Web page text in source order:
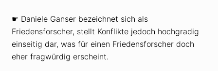
☛ Daniele Ganser bezeichnet sich als
Friedensforscher, stellt Konflikte jedoch hochgradig
einseitig dar, was für einen Friedensforscher doch
eher fragwürdig erscheint.